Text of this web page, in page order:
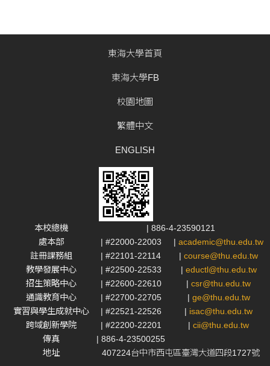
東海大學首頁
東海大學FB
校園地圖
繁體中文
ENGLISH
本校總機
| 886-4-23590121
處本部
| #22000-22003 | academic@thu.edu.tw
註冊課務組
| #22101-22114 | course@thu.edu.tw
教學發展中心
| #22500-22533 | eductl@thu.edu.tw
招生策略中心
| #22600-22610 | csr@thu.edu.tw
通識教育中心
| #22700-22705 | ge@thu.edu.tw
實習與學生成就中心
| #22521-22526 | isac@thu.edu.tw
跨域創新學院
| #22200-22201 | cii@thu.edu.tw
傳真
| 886-4-23500255
地址
407224台中市西屯區臺灣大道四段1727號